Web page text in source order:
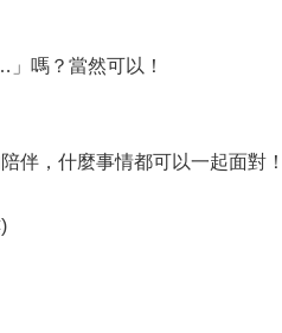
嗎？當然可以！
伴，什麼事情都可以一起面對